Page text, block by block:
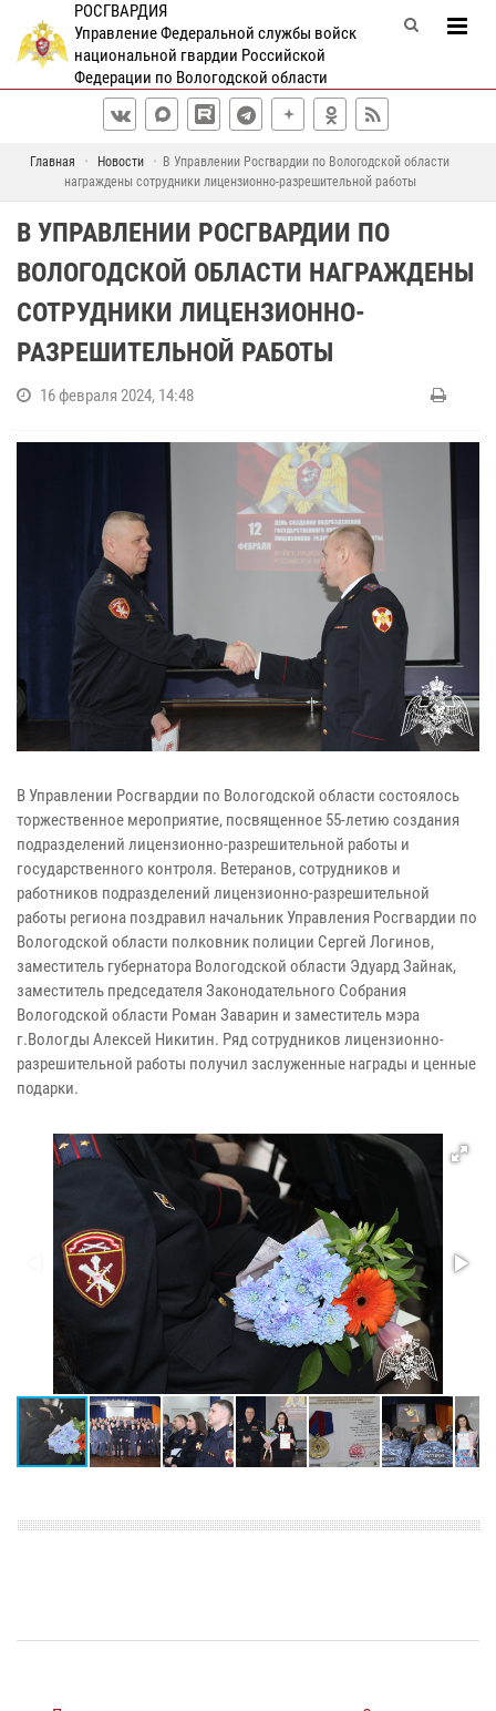
РОСГВАРДИЯ
Управление Федеральной службы войск
национальной гвардии Российской
Федерации по Вологодской области
Главная Новости
В Управлении Росгвардии по Вологодской области
награждены сотрудники лицензионно-разрешительной работы
В УПРАВЛЕНИИ РОСГВАРДИИ ПО
ВОЛОГОДСКОЙ ОБЛАСТИ НАГРАЖДЕНЫ
СОТРУДНИКИ ЛИЦЕНЗИОННО-
РАЗРЕШИТЕЛЬНОЙ РАБОТЫ
16 февраля 2024, 14:48
В Управлении Росгвардии по Вологодской области состоялось
торжественное мероприятие, посвященное 55-летию создания
подразделений лицензионно-разрешительной работы и
государственного контроля. Ветеранов, сотрудников и
работников подразделений лицензионно-разрешительной
работы региона поздравил начальник Управления Росгвардии по
Вологодской области полковник полиции Сергей Логинов,
заместитель губернатора Вологодской области Эдуард Зайнак,
заместитель председателя Законодательного Собрания
Вологодской области Роман Заварин и заместитель мэра
г.Вологды Алексей Никитин. Ряд сотрудников лицензионно-
разрешительной работы получил заслуженные награды и ценные
подарки.